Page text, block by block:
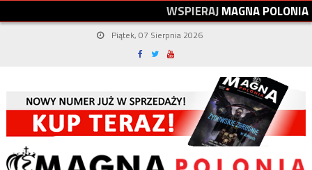
WSPIERAJMAGNAPOLONIA
Piątek, 07 Sierpnia 2026